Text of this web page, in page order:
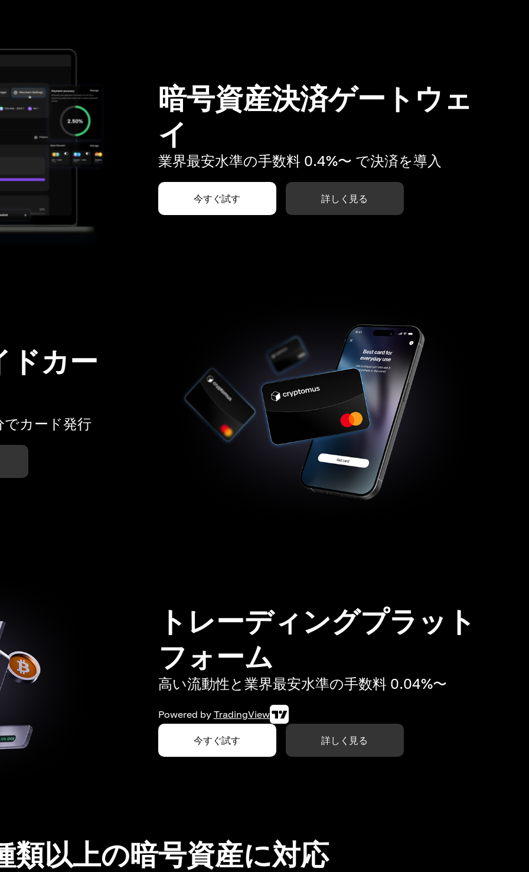
暗号資産決済ゲートウェ
イ
業界最安水準の手数料 0.4%〜 で決済を導入
今すぐ試す 詳しく見る
ドカー
でカード発行
トレーディングプラット
フォーム
高い流動性と業界最安水準の手数料 0.04%〜
Powered by TradingView
今すぐ試す 詳しく見る
類以上の暗号資産に対応